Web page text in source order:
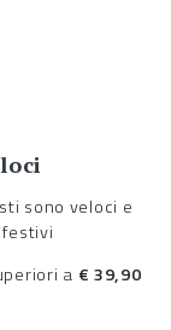
sono veloci e
a € 39,90